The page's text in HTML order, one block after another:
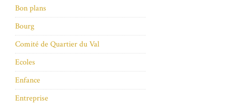
Bon plans
Bourg
Comité de Quartier du Val
Ecoles
Enfance
Entreprise